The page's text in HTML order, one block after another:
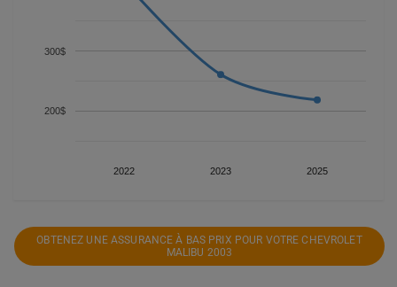
2022 2023 2025
200$
300$
OBTENEZ UNE ASSURANCE À BAS PRIX POUR VOTRE CHEVROLET
MALIBU 2003